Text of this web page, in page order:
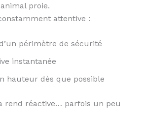
proie.
attentive :
périmètre de sécurité
instantanée
hauteur dès que possible
rend réactive… parfois un peu